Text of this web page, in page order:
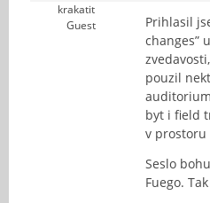
krakatit
Guest
Prihlasil
changes”
pouzil
byt i field
v prostoru
Seslo
Fuego.